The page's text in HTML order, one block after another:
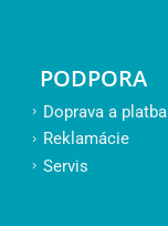
PODPORA
Doprava a platba
Reklamácie
Servis